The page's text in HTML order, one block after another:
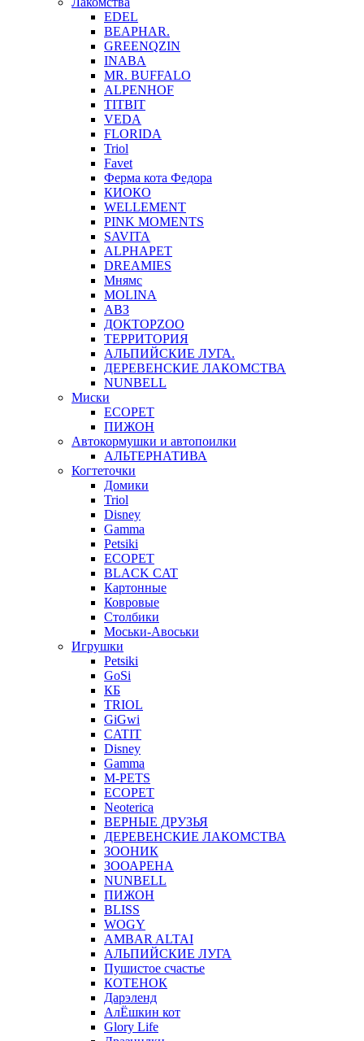
EDEL
BEAPHAR.
GREENQZIN
INABA
MR. BUFFALO
ALPENHOF
TITBIT
VEDA
FLORIDA
Triol
Favet
Ферма кота Федора
КИОКО
WELLEMENT
PINK MOMENTS
SAVITA
ALPHAPET
DREAMIES
Мнямс
MOLINA
АВЗ
ДОКТОРZOO
ТЕРРИТОРИЯ
АЛЬПИЙСКИЕ ЛУГА.
ДЕРЕВЕНСКИЕ ЛАКОМСТВА
NUNBELL
Миски
ECOPET
ПИЖОН
Автокормушки и автопоилки
АЛЬТЕРНАТИВА
Когтеточки
Домики
Triol
Disney
Gamma
Petsiki
ECOPET
BLACK CAT
Картонные
Ковровые
Столбики
Моськи-Авоськи
Игрушки
Petsiki
GoSi
КБ
TRIOL
GiGwi
CATIT
Disney
Gamma
M-PETS
ECOPET
Neoterica
ВЕРНЫЕ ДРУЗЬЯ
ДЕРЕВЕНСКИЕ ЛАКОМСТВА
ЗООНИК
ЗООАРЕНА
NUNBELL
ПИЖОН
BLISS
WOGY
AMBAR ALTAI
АЛЬПИЙСКИЕ ЛУГА
Пушистое счастье
КОТЕНОК
Дарэленд
АлЁшкин кот
Glory Life